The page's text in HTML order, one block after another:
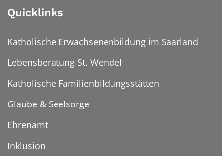
Quicklinks
Katholische Erwachsenenbildung im Saarland
Lebensberatung St. Wendel
Katholische Familienbildungsstätten
Glaube & Seelsorge
Ehrenamt
Inklusion